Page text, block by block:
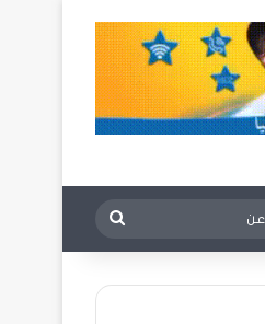
بحث
عن